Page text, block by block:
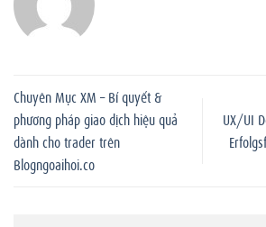
Chuyên Mục XM – Bí quyết &
phương pháp giao dịch hiệu quả
dành cho trader trên
Blogngoaihoi.co
UX/UI